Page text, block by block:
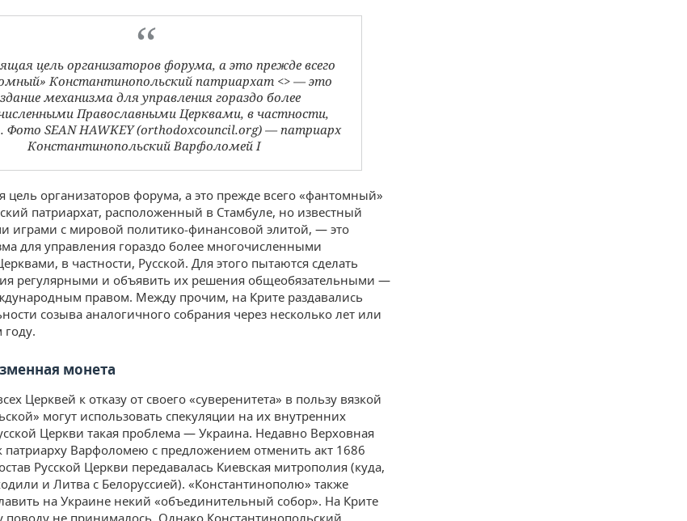
цель организаторов форума, а это прежде всего
Константинопольский патриархат <> — это
механизма для управления гораздо более
Православными Церквами, в частности,
Фото SEAN HAWKEY (orthodoxcouncil.org) — патриарх
Константинопольский Варфоломей I
цель организаторов форума, а это прежде всего «фантомный»
патриархат, расположенный в Стамбуле, но известный
играми с мировой политико-финансовой элитой, — это
для управления гораздо более многочисленными
в частности, Русской. Для этого пытаются сделать
регулярными и объявить их решения общеобязательными —
правом. Между прочим, на Крите раздавались
созыва аналогичного собрания через несколько лет или
монета
Церквей к отказу от своего «суверенитета» в пользу вязкой
могут использовать спекуляции на их внутренних
Церкви такая проблема — Украина. Недавно Верховная
патриарху Варфоломею с предложением отменить акт 1686
Русской Церкви передавалась Киевская митрополия (куда,
и Литва с Белоруссией). «Константинополю» также
на Украине некий «объединительный собор». На Крите
поводу не принималось. Однако Константинопольский